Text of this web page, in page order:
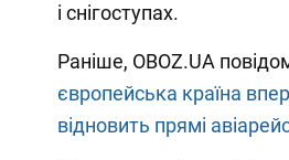
і снігоступах.
Раніше, OBOZ.UA
європейська країна
відновить прямі